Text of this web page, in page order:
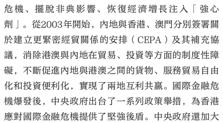
危機、擺脫非典影響、恢復經濟增長注入「強心
劑」。從2003年開始，內地與香港、澳門分別簽署關
於建立更緊密經貿關係的安排（CEPA）及其補充協
議，消除港澳與內地在貿易、投資等方面的制度性障
礙，不斷促進內地與港澳之間的貨物、服務貿易自由
化和投資便利化，實現了兩地互利共贏。國際金融危
機爆發後，中央政府出台了一系列政策舉措，為香港
應對國際金融危機提供了堅強後盾。中央政府還加大